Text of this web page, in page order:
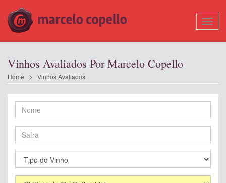
Vinhos Avaliados Por Marcelo Copello
Home Vinhos Avaliados